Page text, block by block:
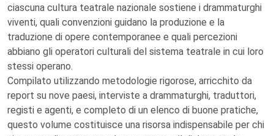
ciascuna cultura teatrale nazionale sostiene i drammaturghi
viventi, quali convenzioni guidano la produzione e la
traduzione di opere contemporanee e quali percezioni
abbiano gli operatori culturali del sistema teatrale in cui loro
stessi operano.
Compilato utilizzando metodologie rigorose, arricchito da
report su nove paesi, interviste a drammaturghi, traduttori,
registi e agenti, e completo di un elenco di buone pratiche,
questo volume costituisce una risorsa indispensabile per chi